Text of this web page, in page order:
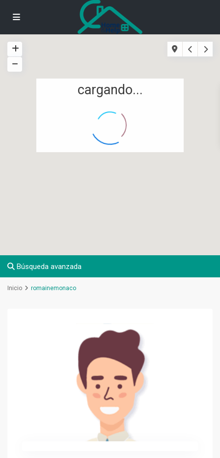
cargando...
Búsqueda avanzada
Inicio romainemonaco